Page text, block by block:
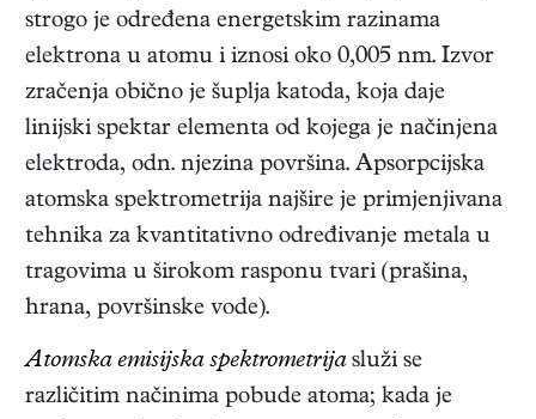
strogo je određena energetskim razinama
elektrona u atomu i iznosi oko 0,005 nm. Izvor
zračenja obično je šuplja katoda, koja daje
linijski spektar elementa od kojega je načinjena
elektroda, odn. njezina površina. Apsorpcijska
atomska spektrometrija najšire je primjenjivana
tehnika za kvantitativno određivanje metala u
tragovima u širokom rasponu tvari (prašina,
hrana, površinske vode).
Atomska emisijska spektrometrijasluži se
različitim načinima pobude atoma; kada je